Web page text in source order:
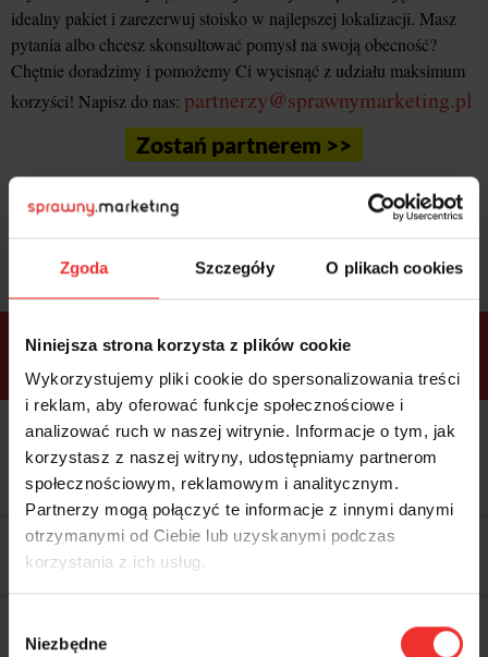
Zgoda Szczegóły O plikach cookies
Niniejsza strona korzysta z plików cookie
Wykorzystujemy pliki cookie do spersonalizowania treści
i reklam, aby oferować funkcje społecznościowe i
analizować ruch w naszej witrynie. Informacje o tym, jak
korzystasz z naszej witryny, udostępniamy partnerom
społecznościowym, reklamowym i analitycznym.
Partnerzy mogą połączyć te informacje z innymi danymi
otrzymanymi od Ciebie lub uzyskanymi podczas
korzystania z ich usług.
zgody
Niezbędne
idealny pakiet i zarezerwuj stoisko w najlepszej lokalizacji. Masz
pytania albo chcesz skonsultować pomysł na swoją obecność?
Chętnie doradzimy i pomożemy Ci wycisnąć z udziału maksimum
korzyści! Napisz do nas: partnerzy@sprawnymarketing.pl
Zostań partnerem >>
Sprawdź bonusyi wybierz bilet
ramach
pakietów
VIP Premium
Kolacja z prelegentami i before
party (Hotel Sheraton, 27.10) tylko
wbilecie ALLPASS VIP
Dostępne
tylko w
bilecie
ALLPASS
VIP
Dedykowana strefa VIP z
możliwością networkingu z
prelegentami i wystawcami w
WARTOŚĆ: 1970 zł